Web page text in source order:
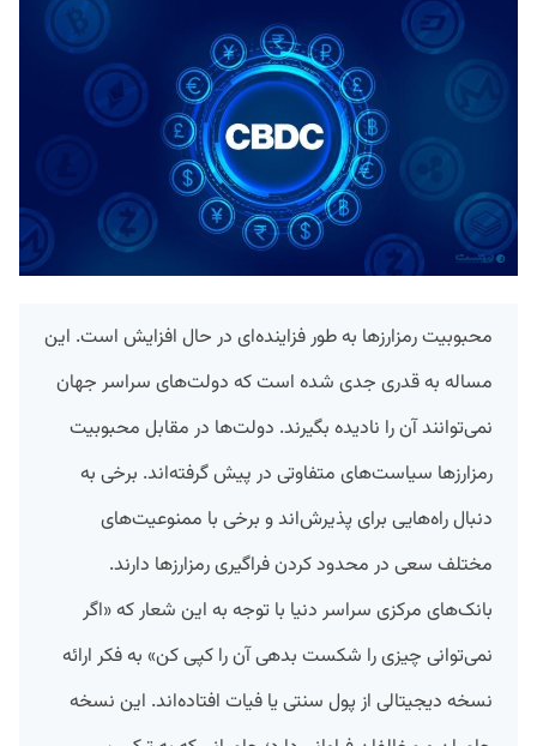
محبوبیت رمزارزها به طور فزاینده‌ای در حال افزایش است. این
مساله به قدری جدی شده است که دولت‌های سراسر جهان
نمی‌توانند آن را نادیده بگیرند. دولت‌ها در مقابل محبوبیت
رمزارزها سیاست‌های متفاوتی در پیش گرفته‌اند. برخی به
دنبال راه‌هایی برای پذیرش‌اند و برخی با ممنوعیت‌های
مختلف سعی در محدود کردن فراگیری رمزارزها دارند.
بانک‌های مرکزی سراسر دنیا با توجه به این شعار که «اگر
نمی‌توانی چیزی را شکست بدهی آن‌ را کپی کن» به فکر ارائه
نسخه دیجیتالی از پول سنتی یا فیات افتاده‌اند. این نسخه‌